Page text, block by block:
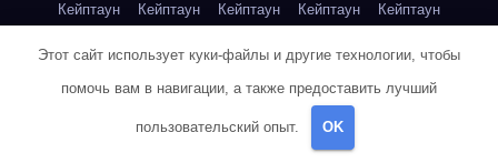
Кейптаун Кейптаун Кейптаун Кейптаун Кейптаун
Кейптаун Кейптаун Кейптаун Кейптаун Кейптаун
Кейптаун
Клубника
Этот сайт использует куки-файлы и другие технологии, чтобы
помочь вам в навигации, а также предоставить лучший
пользовательский опыт. OK